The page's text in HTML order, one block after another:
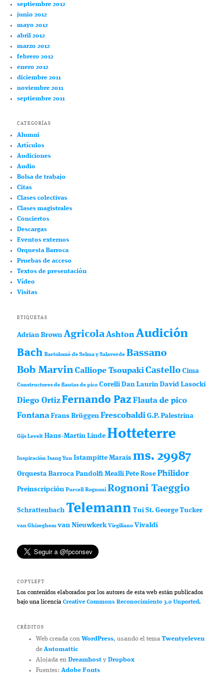
septiembre 2012
junio 2012
mayo 2012
abril 2012
marzo 2012
febrero 2012
enero 2012
diciembre 2011
noviembre 2011
septiembre 2011
CATEGORÍAS
Alumni
Artículos
Audiciones
Audio
Bolsa de trabajo
Citas
Clases colectivas
Clases magistrales
Conciertos
Descargas
Eventos externos
Orquesta Barroca
Pruebas de acceso
Textos de presentación
Vídeo
Visitas
ETIQUETAS
Adrian Brown AgricolaAshtonAudición
Bach Bartolomé de Selma y Salaverde Bassano
Bob MarvinCalliope TsoupakiCastello Cima
Constructores de flautas de pico Corelli Dan Laurin David Lasocki
Diego OrtizFernando PazFlauta de pico
Fontana Frans Brüggen Frescobaldi G.P. Palestrina
Gijs Levelt Hans-Martin Linde Hotteterre
Inspiración Isang Yun Istampitte Marais ms. 29987
Orquesta Barroca Pandolfi Mealli Pete Rose Philidor
Preinscripción Purcell Rognoni Rognoni Taeggio
Schrattenbach Telemann Tui St. George Tucker
van Ghizeghem van Nieuwkerk Virgiliano Vivaldi
COPYLEFT
Los contenidos elaborados por los autores de esta web están publicados
bajo una licenciaCreative Commons Reconocimiento 3.0 Unported.
CRÉDITOS
Web creada con WordPress, usando el tema Twentyeleven
de Automattic
Alojada en Dreamhosty Dropbox
Fuentes: Adobe Fonts